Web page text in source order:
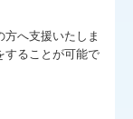
へ支援いたしま
することが可能で